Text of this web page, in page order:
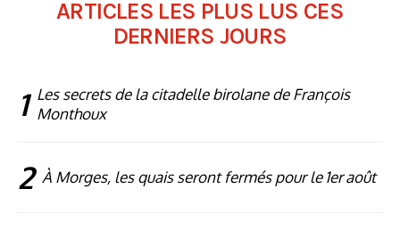
ARTICLES LES PLUS LUS CES
DERNIERS JOURS
1 Les secrets de la citadelle birolane de François
Monthoux
2 À Morges, les quais seront fermés pour le 1er août